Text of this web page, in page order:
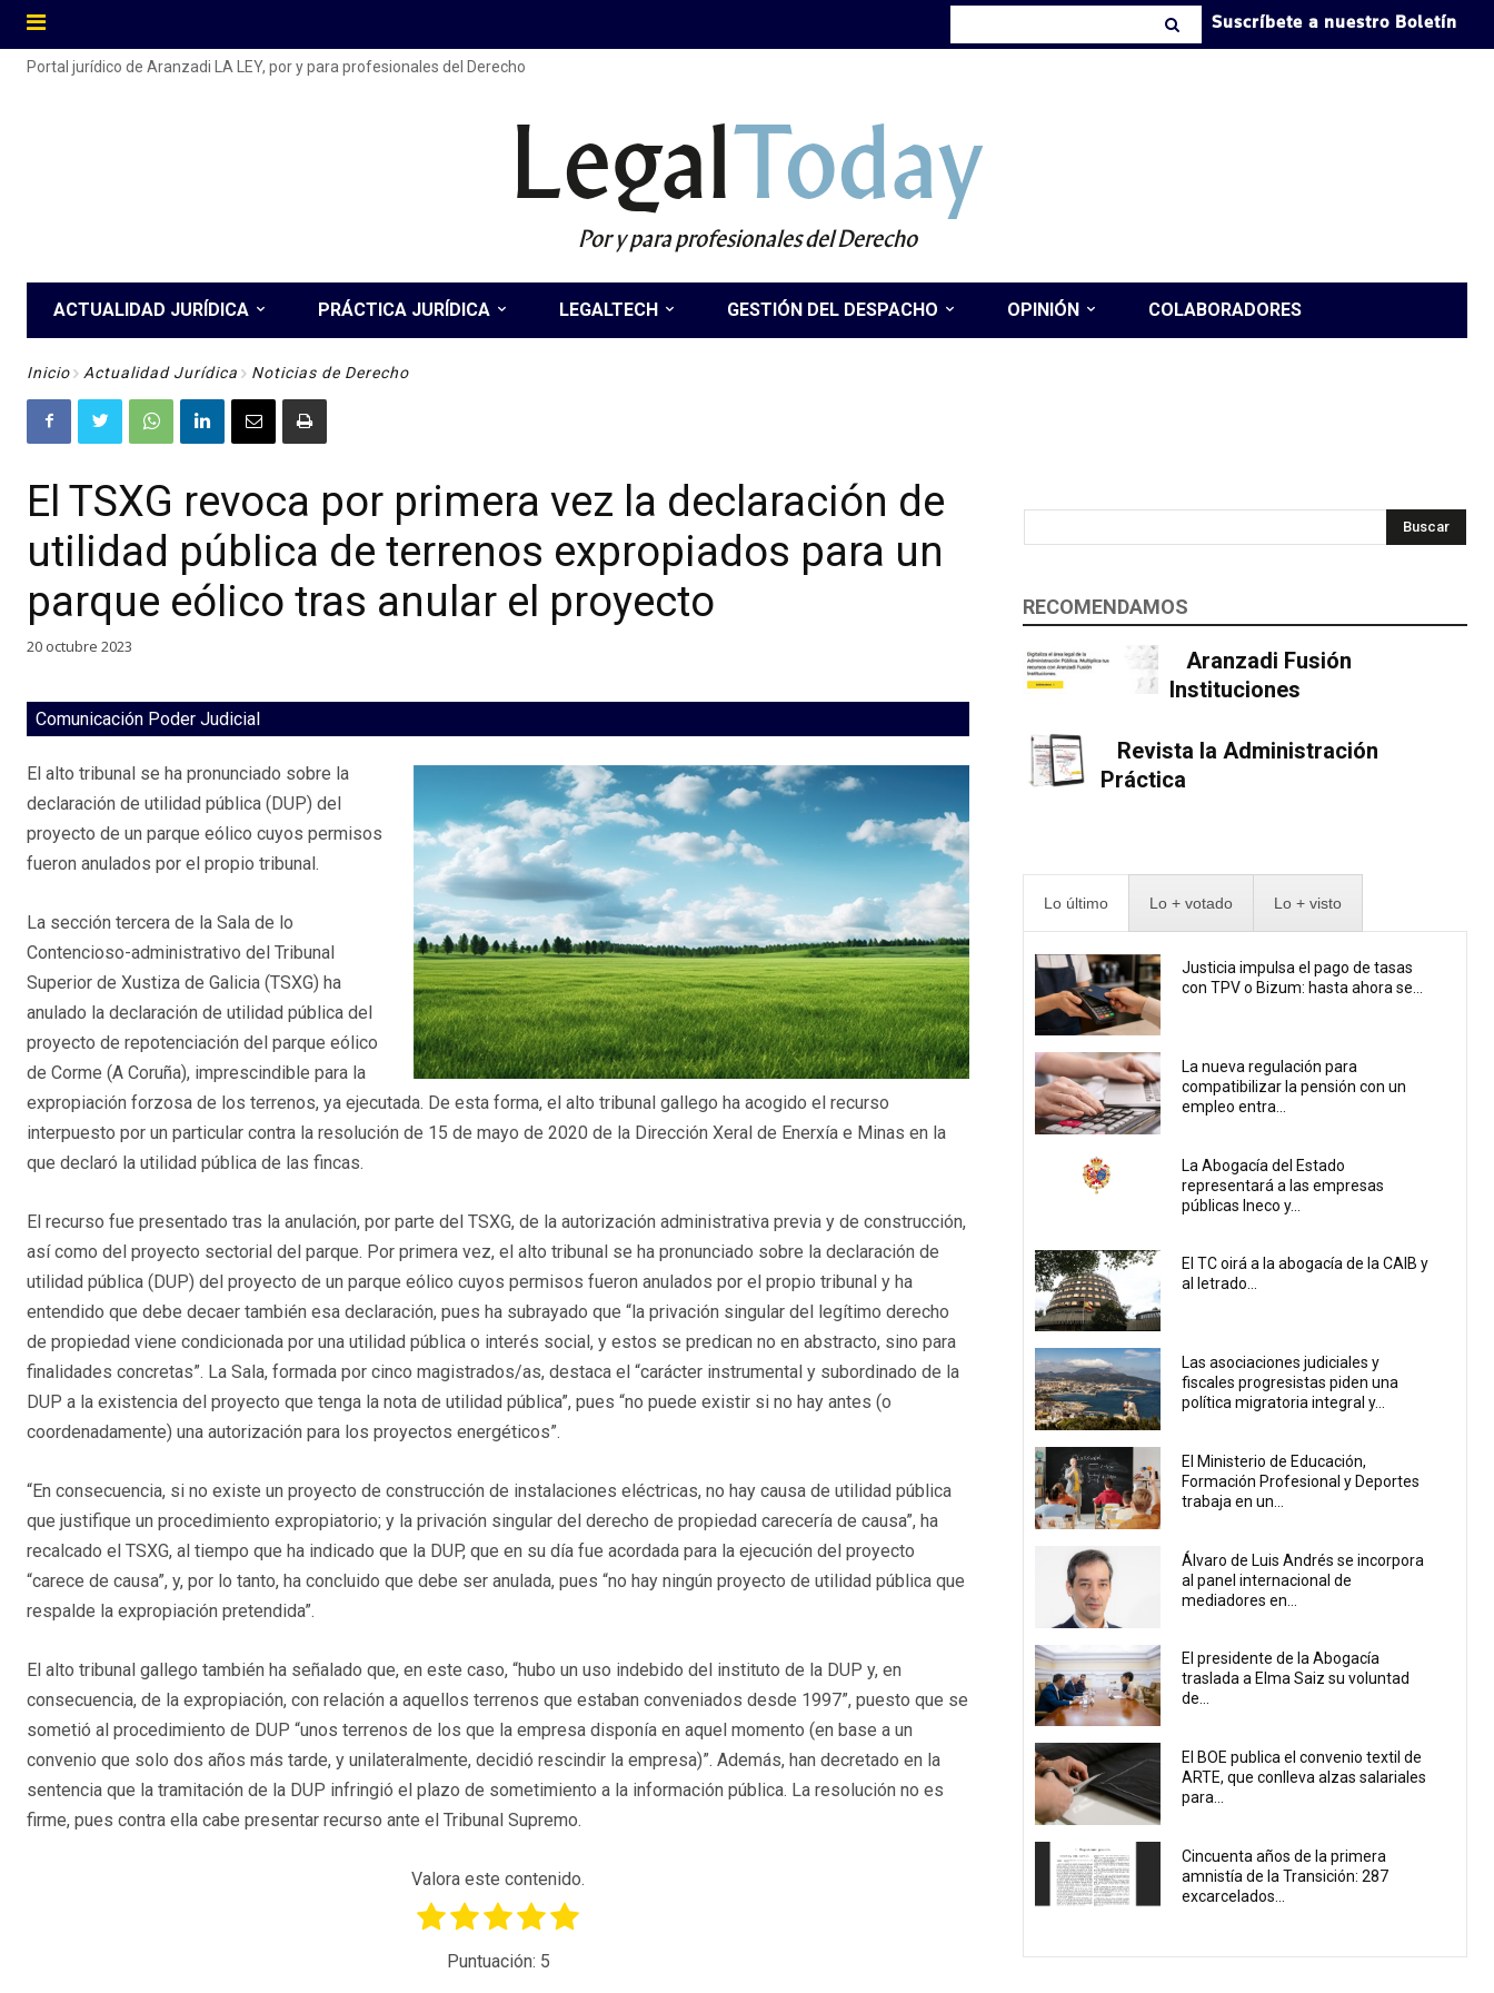
Suscríbete a nuestro Boletín
Portal jurídico de Aranzadi LA LEY, por y para profesionales del Derecho
LegalToday
Por y para profesionales del Derecho
ACTUALIDAD JURÍDICA PRÁCTICA JURÍDICA LEGALTECH GESTIÓN DEL DESPACHO OPINIÓN COLABORADORES
Inicio Actualidad Jurídica Noticias de Derecho
El TSXG revoca por primera vez la declaración de
utilidad pública de terrenos expropiados para un
parque eólico tras anular el proyecto
20 octubre 2023
Comunicación Poder Judicial
El alto tribunal se ha pronunciado sobre la
declaración de utilidad pública (DUP) del
proyecto de un parque eólico cuyos permisos
fueron anulados por el propio tribunal.
La sección tercera de la Sala de lo
Contencioso-administrativo del Tribunal
Superior de Xustiza de Galicia (TSXG) ha
anulado la declaración de utilidad pública del
proyecto de repotenciación del parque eólico
de Corme (A Coruña), imprescindible para la
expropiación forzosa de los terrenos, ya ejecutada. De esta forma, el alto tribunal gallego ha acogido el recurso
interpuesto por un particular contra la resolución de 15 de mayo de 2020 de la Dirección Xeral de Enerxía e Minas en la
que declaró la utilidad pública de las fincas.
El recurso fue presentado tras la anulación, por parte del TSXG, de la autorización administrativa previa y de construcción,
así como del proyecto sectorial del parque. Por primera vez, el alto tribunal se ha pronunciado sobre la declaración de
utilidad pública (DUP) del proyecto de un parque eólico cuyos permisos fueron anulados por el propio tribunal y ha
entendido que debe decaer también esa declaración, pues ha subrayado que “la privación singular del legítimo derecho
de propiedad viene condicionada por una utilidad pública o interés social, y estos se predican no en abstracto, sino para
finalidades concretas”. La Sala, formada por cinco magistrados/as, destaca el “carácter instrumental y subordinado de la
DUP a la existencia del proyecto que tenga la nota de utilidad pública”, pues “no puede existir si no hay antes (o
coordenadamente) una autorización para los proyectos energéticos”.
“En consecuencia, si no existe un proyecto de construcción de instalaciones eléctricas, no hay causa de utilidad pública
que justifique un procedimiento expropiatorio; y la privación singular del derecho de propiedad carecería de causa”, ha
recalcado el TSXG, al tiempo que ha indicado que la DUP, que en su día fue acordada para la ejecución del proyecto
“carece de causa”, y, por lo tanto, ha concluido que debe ser anulada, pues “no hay ningún proyecto de utilidad pública que
respalde la expropiación pretendida”.
El alto tribunal gallego también ha señalado que, en este caso, “hubo un uso indebido del instituto de la DUP y, en
consecuencia, de la expropiación, con relación a aquellos terrenos que estaban conveniados desde 1997”, puesto que se
sometió al procedimiento de DUP “unos terrenos de los que la empresa disponía en aquel momento (en base a un
convenio que solo dos años más tarde, y unilateralmente, decidió rescindir la empresa)”. Además, han decretado en la
sentencia que la tramitación de la DUP infringió el plazo de sometimiento a la información pública. La resolución no es
firme, pues contra ella cabe presentar recurso ante el Tribunal Supremo.
Valora este contenido.
Puntuación: 5
Buscar
RECOMENDAMOS
Aranzadi Fusión
Instituciones
Revista la Administración
Práctica
Lo último Lo + votado Lo + visto
Justicia impulsa el pago de tasas
con TPV o Bizum: hasta ahora se...
La nueva regulación para
compatibilizar la pensión con un
empleo entra...
La Abogacía del Estado
representará a las empresas
públicas Ineco y...
El TC oirá a la abogacía de la CAIB y
al letrado...
Las asociaciones judiciales y
fiscales progresistas piden una
política migratoria integral y...
El Ministerio de Educación,
Formación Profesional y Deportes
trabaja en un...
Álvaro de Luis Andrés se incorpora
al panel internacional de
mediadores en...
El presidente de la Abogacía
traslada a Elma Saiz su voluntad
de...
El BOE publica el convenio textil de
ARTE, que conlleva alzas salariales
para...
Cincuenta años de la primera
amnistía de la Transición: 287
excarcelados...